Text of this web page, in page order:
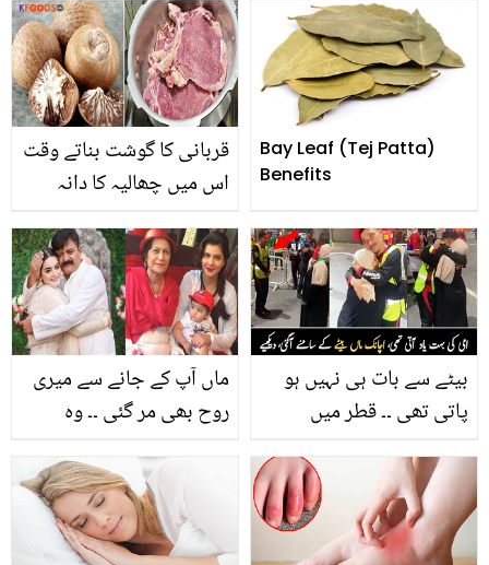
سے کیسے بتاتے ہیں؟ جانیں
وہ معلومات جو آپ کو بھی
معلوم ہونی چاہیئے
آخری رسومات سے پہلے
گھر کے باہر پھولوں کے
ڈھیر لگا دیئے، وائرل ویڈیو
قربانی کا گوشت بناتے وقت
اس میں چھالیہ کا دانہ
گوشت کو پکانے کی ٹپس
جن کی مدد سے انٹرنیشنل
شیف کا کھانا دنیا بھر میں
مشہور ہوتا ہے
Bay Leaf (Tej Patta)
Benefits
ماں آپ کے جانے سے میری
روح بھی مر گئی ۔۔ وہ
ماں باپ کا نام آتے ہی رو
جاتے ہیں
بیٹے سے بات ہی نہیں ہو
پاتی تھی ۔۔ قطر میں
سے ملنے بوڑھی ماں
اسٹیڈیم آ گئی، ماں کو
دیکھ کر بیٹا رو گیا، دیکھیے